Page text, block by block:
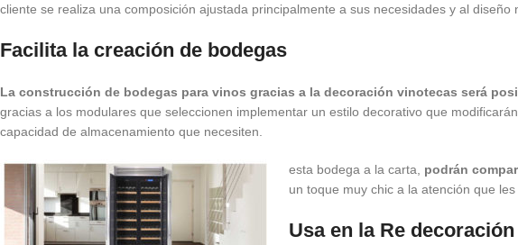
cliente se realiza una composición ajustada principalmente a sus necesidades y al
Facilita la creación de bodegas
La construcción de bodegas para vinos gracias a la decoración vinotecas será
gracias a los modulares que seleccionen implementar un estilo decorativo que
capacidad de almacenamiento que necesiten.
esta bodega a la carta, podrán
un toque muy chic a la atención que
Usa en la Re